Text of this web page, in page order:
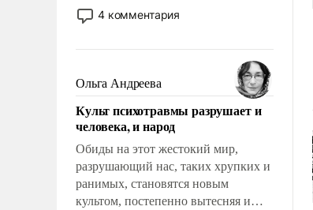
обыденностью. Задача по созданию
такого корабля очень сложна и
реализация радикально поднимет
наши боевые возможности.
4 комментария
Ольга Андреева
Культ психотравмы разрушает и
человека, и народ
Обиды на этот жестокий мир,
разрушающий нас, таких хрупких и
ранимых, становятся новым
культом, постепенно вытесняя и